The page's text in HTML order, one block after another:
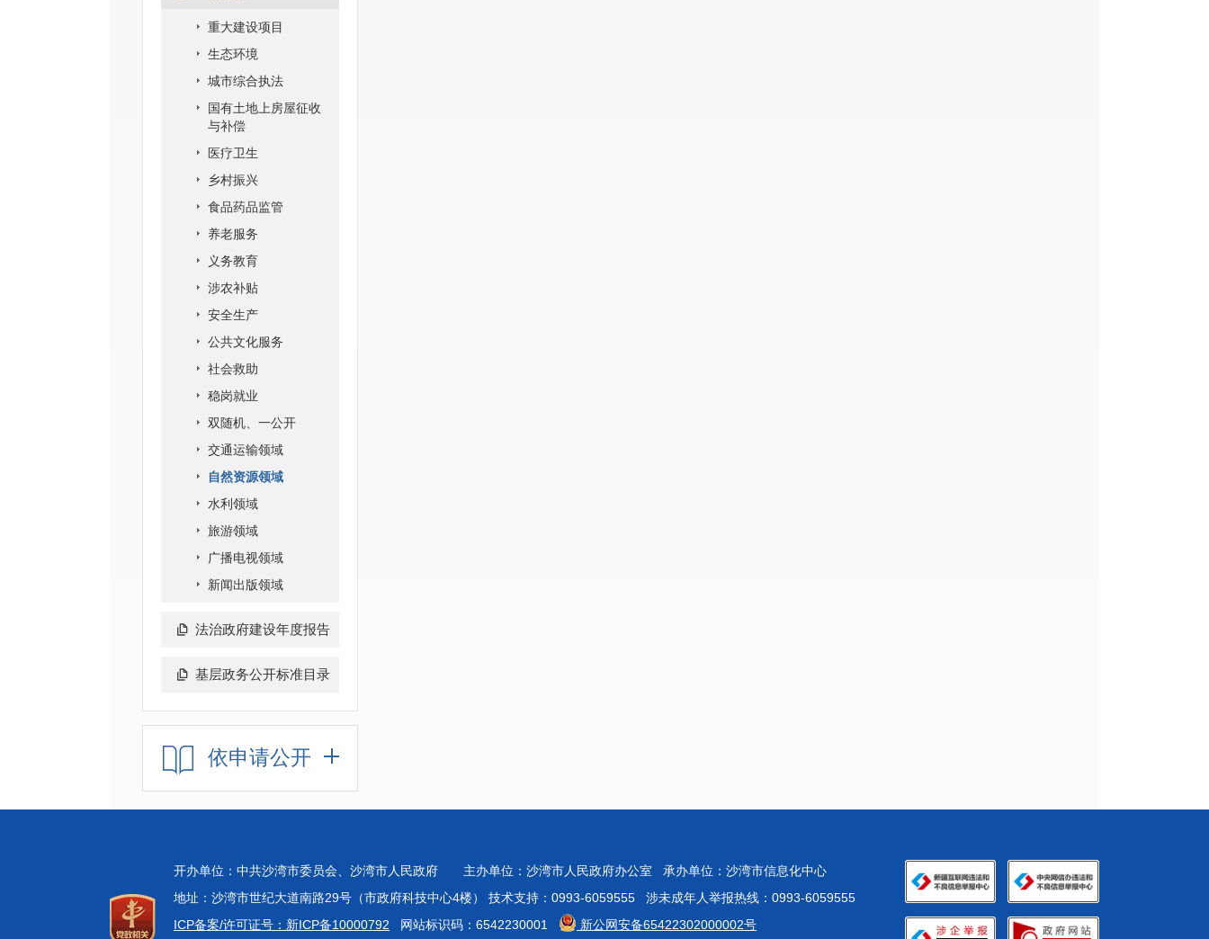
重大建设项目
生态环境
城市综合执法
国有土地上房屋征收
与补偿
医疗卫生
乡村振兴
食品药品监管
养老服务
义务教育
涉农补贴
安全生产
公共文化服务
社会救助
稳岗就业
双随机、一公开
交通运输领域
自然资源领域
水利领域
旅游领域
广播电视领域
新闻出版领域
法治政府建设年度报告
基层政务公开标准目录
依申请公开
开办单位：中共沙湾市委员会、沙湾市人民政府 主办单位：沙湾市人民政府办公室 承办单位：沙湾市信息化中心
地址：沙湾市世纪大道南路29号（市政府科技中心4楼） 技术支持：0993-6059555 涉未成年人举报热线：0993-6059555
ICP备案/许可证号：新ICP备10000792 网站标识码：6542230001 新公网安备65422302000002号